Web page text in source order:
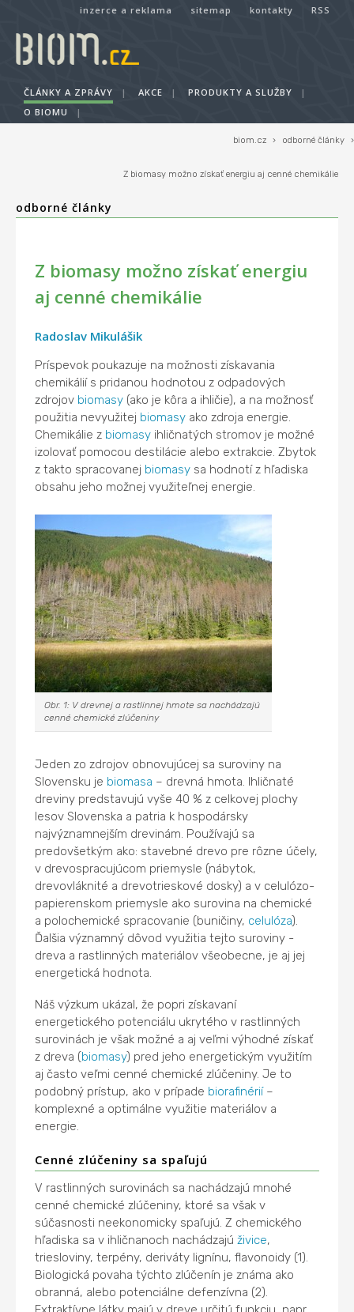
inzerce a reklama sitemap kontakty RSS
ČLÁNKY A ZPRÁVY | AKCE | PRODUKTY A SLUŽBY
|
O BIOMU
|
biom.cz › odborné články ›
Z biomasy možno získať energiu aj cenné chemikálie
odborné články
Z biomasy možno získať energiu
aj cenné chemikálie
Radoslav Mikulášik
Príspevok poukazuje na možnosti získavania
chemikálií s pridanou hodnotou z odpadových
zdrojov biomasy (ako je kôra a ihličie), a na možnosť
použitia nevyužitej biomasy ako zdroja energie.
Chemikálie z biomasy ihličnatých stromov je možné
izolovať pomocou destilácie alebo extrakcie. Zbytok
z takto spracovanej biomasy sa hodnotí z hľadiska
obsahu jeho možnej využiteľnej energie.
Obr. 1: V drevnej a rastlinnej hmote sa nachádzajú
cenné chemické zlúčeniny
Jeden zo zdrojov obnovujúcej sa suroviny na
Slovensku je biomasa – drevná hmota. Ihličnaté
dreviny predstavujú vyše 40 % z celkovej plochy
lesov Slovenska a patria k hospodársky
najvýznamnejším drevinám. Používajú sa
predovšetkým ako: stavebné drevo pre rôzne účely,
v drevospracujúcom priemysle (nábytok,
drevovláknité a drevotrieskové dosky) a v celulózo-
papierenskom priemysle ako surovina na chemické
a polochemické spracovanie (buničiny, celulóza).
Ďalšia významný dôvod využitia tejto suroviny -
dreva a rastlinných materiálov všeobecne, je aj jej
energetická hodnota.
Náš výzkum ukázal, že popri získavaní
energetického potenciálu ukrytého v rastlinných
surovinách je však možné a aj veľmi výhodné získať
z dreva (biomasy) pred jeho energetickým využitím
aj často veľmi cenné chemické zlúčeniny. Je to
podobný prístup, ako v prípade biorafinérií–
komplexné a optimálne využitie materiálov a
energie.
Cenné zlúčeniny sa spaľujú
V rastlinných surovinách sa nachádzajú mnohé
cenné chemické zlúčeniny, ktoré sa však v
súčasnosti neekonomicky spaľujú. Z chemického
hľadiska sa v ihličnanoch nachádzajúživice,
triesloviny, terpény, deriváty lignínu, flavonoidy (1).
Biologická povaha týchto zlúčenín je známa ako
obranná, alebo potenciálne defenzívna (2).